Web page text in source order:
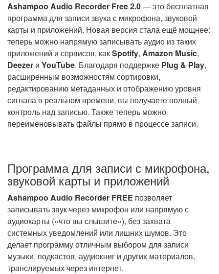
Ashampoo Audio Recorder Free 2.0— это бесплатная
программа для записи звука с микрофона, звуковой
карты и приложений. Новая версия стала ещё мощнее:
теперь можно напрямую записывать аудио из таких
приложений и сервисов, какSpotify, Amazon Music,
Deezer и YouTube. Благодаря поддержке Plug & Play,
расширенным возможностям сортировки,
редактированию метаданных и отображению уровня
сигнала в реальном времени, вы получаете полный
контроль над записью. Также теперь можно
переименовывать файлы прямо в процессе записи.
Программа для записи с микрофона,
звуковой карты и приложений
Ashampoo Audio Recorder FREE позволяет
записывать звук через микрофон или напрямую с
аудиокарты («что вы слышите»), без захвата
системных уведомлений или лишних шумов. Это
делает программу отличным выбором для записи
музыки, подкастов, аудиокниг и других материалов,
транслируемых через интернет.